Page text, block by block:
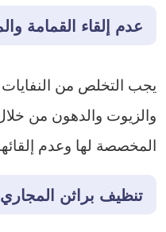
عدم إلقاء القمامة
يجب التخلص من النفايات
والزيوت والدهون من
المخصصة لها وعدم
تنظيف براثن المجاري